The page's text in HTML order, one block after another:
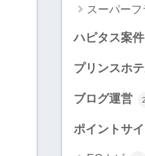
スーパーフ
ハピタス案件
プリンスホ
ブログ運営
ポイントサイ